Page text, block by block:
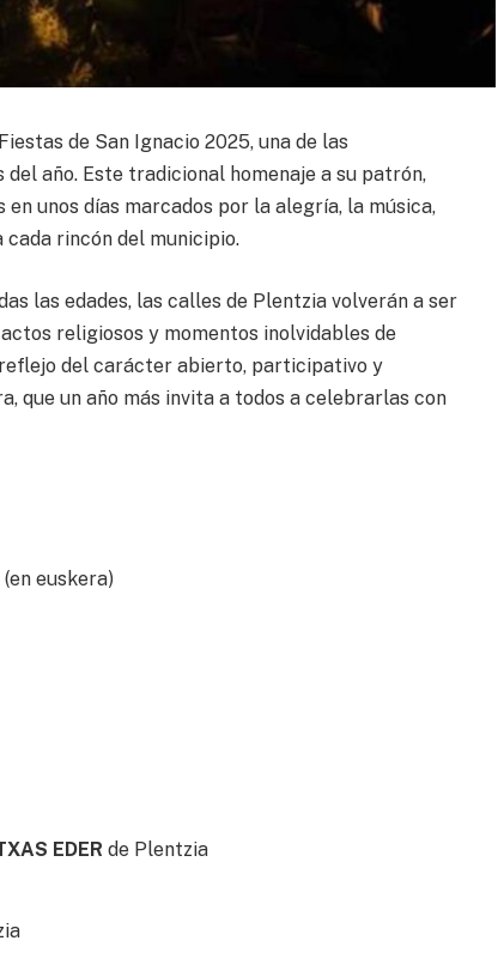
de San Ignacio 2025, una de las
año. Este tradicional homenaje a su patrón,
unos días marcados por la alegría, la música,
rincón del municipio.
las edades, las calles de Plentzia volverán a ser
religiosos y momentos inolvidables de
del carácter abierto, participativo y
que un año más invita a todos a celebrarlas con
(en euskera)
EDER de Plentzia